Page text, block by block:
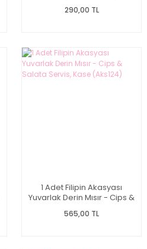
(Aks105)
290,00 TL
1 Adet Filipin Akasyası
Yuvarlak Derin Mısır - Cips &
(Aks124)
565,00 TL